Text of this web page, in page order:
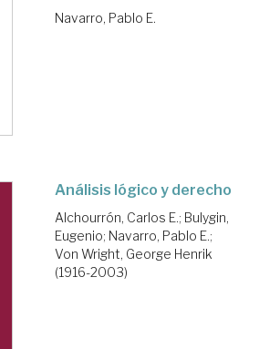
Navarro, Pablo E.
Análisis lógico y derecho
Alchourrón, Carlos E.; Bulygin,
Eugenio; Navarro, Pablo E.;
Von Wright, George Henrik
(1916-2003)